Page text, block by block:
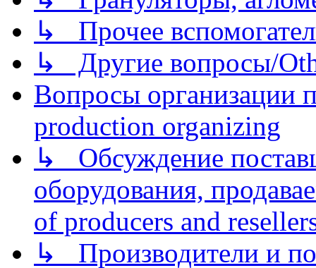
↳ Прочее
↳ Другие вопросы/
Вопросы организации
production organizing
↳ Обсуждение
оборудования,
of producers and
↳ Производители и